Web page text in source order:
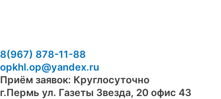
8(967) 878-11-88
opkhl.op@yandex.ru
Приём заявок: Круглосуточно
​г.Пермь ул. Газеты Звезда, 20 офис 43